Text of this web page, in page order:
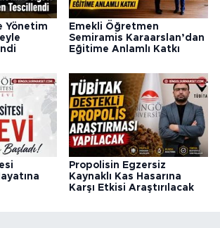
Yönetim
Emekli Öğretmen
Semiramis Karaarslan’dan
Eğitime Anlamlı Katkı
Propolisin Egzersiz
Kaynaklı Kas Hasarına
Karşı Etkisi Araştırılacak